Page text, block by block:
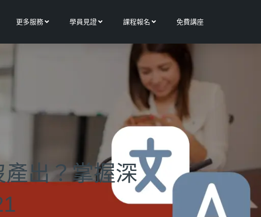
翻譯服務
更多服務Open 更多服務
學員見證Open 學員見證
課程報名 Open 課程報名
免費講座
出？掌握深